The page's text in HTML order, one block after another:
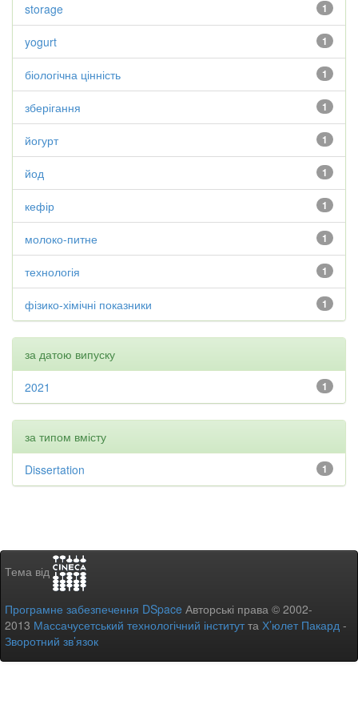
1
storage
1
yogurt
1
біологічна цінність
1
зберігання
1
йогурт
1
йод
1
кефір
1
молоко-питне
1
технологія
1
фізико-хімічні показники
за датою випуску
1
2021
за типом вмісту
1
Dissertation
Тема від
Програмне забезпечення DSpace Авторські права © 2002-
2013 Массачусетський технологічний інститутта Х’юлет Пакард -
Зворотний зв’язок